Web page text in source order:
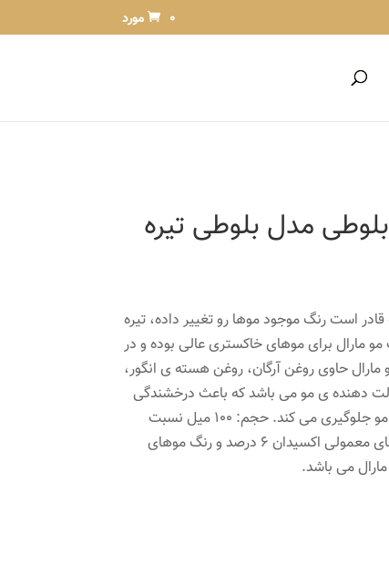
0 مورد
مدل بلوطی تیره
است رنگ موجود موها رو تغییر داده، تیره
مارال برای موهای خاکستری عالی بوده و در
حاوی روغن آرگان، روغن هسته ی انگور،
دهنده ی مو می باشد که باعث درخشندگی
مو شده و از خشک شدن و شکنندگی مو جلوگیری می کند. حجم: ۱۰۰ میل نسبت
درصد ترکیب ۱ به ۱/۵ برای رنگ مو های معمولی اکسیدان ۶ درصد و رنگ موهای